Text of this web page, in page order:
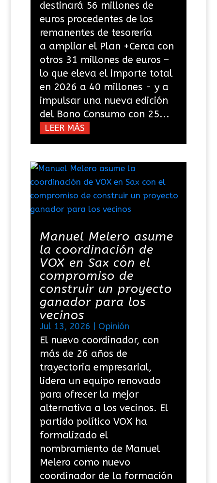
destinará 56 millones de
euros procedentes de los
remanentes de tesorería
a ampliar el Plan +Cerca con
otros 31 millones de euros –
lo que eleva el importe total
en 2026 a 40 millones - y a
impulsar una nueva edición
del Bono Consumo con 25...
LEER MÁS
Manuel Melero asume
la coordinación de
VOX en Sax con el
compromiso de
construir un proyecto
ganador para los
vecinos
Jul 13, 2026 Opinión
El nuevo coordinador, con
más de 26 años de
trayectoria empresarial,
lidera un equipo renovado
para ofrecer la mejor
alternativa a los vecinos. El
partido político VOX ha
formalizado el
nombramiento de Manuel
Melero como nuevo
coordinador de la formación